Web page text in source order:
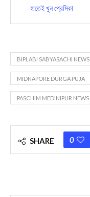
হাতেই খুন প্রেমিকা
BIPLABI SABYASACHI NEWS
MIDNAPORE DURGA PUJA
PASCHIM MEDINIPUR NEWS
SHARE 0